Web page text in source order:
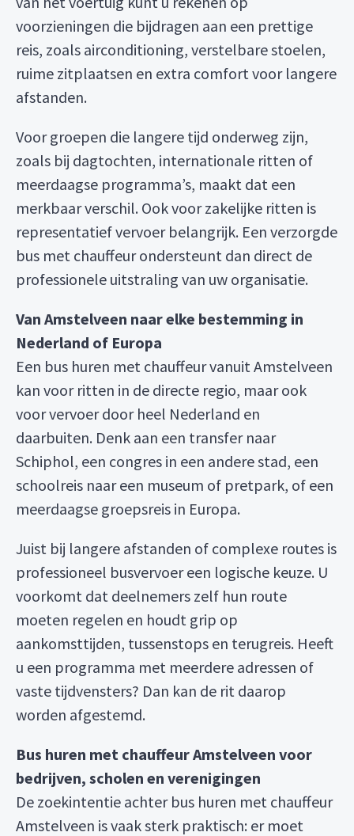
voorzieningen die bijdragen aan een prettige
reis, zoals airconditioning, verstelbare stoelen,
ruime zitplaatsen en extra comfort voor langere
afstanden.
Voor groepen die langere tijd onderweg zijn,
zoals bij dagtochten, internationale ritten of
meerdaagse programma’s, maakt dat een
merkbaar verschil. Ook voor zakelijke ritten is
representatief vervoer belangrijk. Een verzorgde
bus met chauffeur ondersteunt dan direct de
professionele uitstraling van uw organisatie.
Van Amstelveen naar elke bestemming in
Nederland of Europa
Een bus huren met chauffeur vanuit Amstelveen
kan voor ritten in de directe regio, maar ook
voor vervoer door heel Nederland en
daarbuiten. Denk aan een transfer naar
Schiphol, een congres in een andere stad, een
schoolreis naar een museum of pretpark, of een
meerdaagse groepsreis in Europa.
Juist bij langere afstanden of complexe routes is
professioneel busvervoer een logische keuze. U
voorkomt dat deelnemers zelf hun route
moeten regelen en houdt grip op
aankomsttijden, tussenstops en terugreis. Heeft
u een programma met meerdere adressen of
vaste tijdvensters? Dan kan de rit daarop
worden afgestemd.
Bus huren met chauffeur Amstelveen voor
bedrijven, scholen en verenigingen
De zoekintentie achter bus huren met chauffeur
Amstelveen is vaak sterk praktisch: er moet